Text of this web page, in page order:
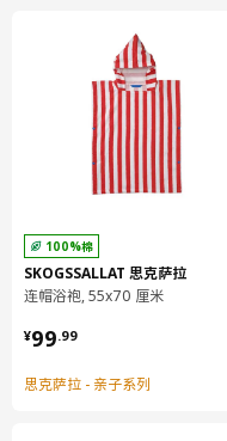
彩。试试温和的身体磨砂
无论你需要什么或喜欢什
用，外观精美，可以为你
棉是世界上最受欢迎和使
软、耐磨，可高温洗涤。
使用越来越多的再生棉，
节水工艺且减少化肥和杀虫
100%棉
SKOGSSALLAT 思克萨拉
连帽浴袍, 55x70 厘米
¥99.99
¥ 99.99
思克萨拉 - 亲子系列